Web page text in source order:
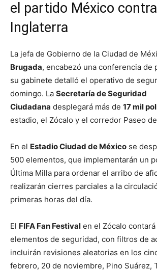
el partido México contra
Inglaterra
La jefa de Gobierno de la Ciudad de
Brugada, encabezó una conferencia de
su gabinete detalló el operativo de
domingo. La Secretaría de Seguridad
Ciudadana desplegará más de 17 mil
estadio, el Zócalo y el corredor Paseo
En el Estadio Ciudad de México se
500 elementos, que implementarán un
Última Milla para ordenar el arribo de
realizarán cierres parciales a la
primeras horas del día.
El FIFA Fan Festival en el Zócalo
elementos de seguridad, con filtros de
incluirán revisiones aleatorias en los
febrero, 20 de noviembre, Pino Suárez,